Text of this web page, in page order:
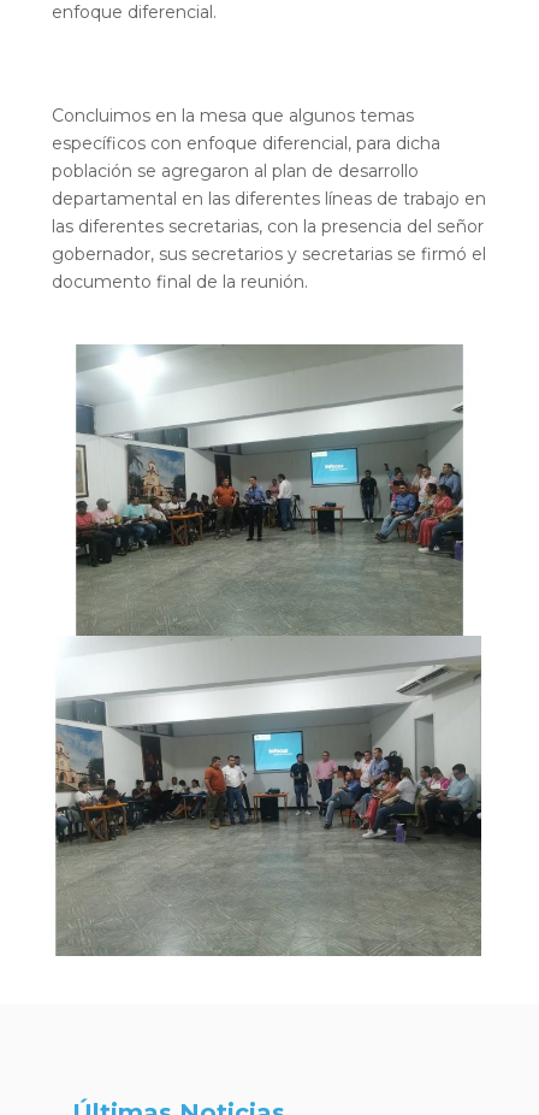
enfoque diferencial.
Concluimos en la mesa que algunos temas
específicos con enfoque diferencial, para dicha
población se agregaron al plan de desarrollo
departamental en las diferentes líneas de trabajo en
las diferentes secretarias, con la presencia del señor
gobernador, sus secretarios y secretarias se firmó el
documento final de la reunión.